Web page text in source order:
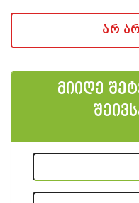
არ
მიიღე